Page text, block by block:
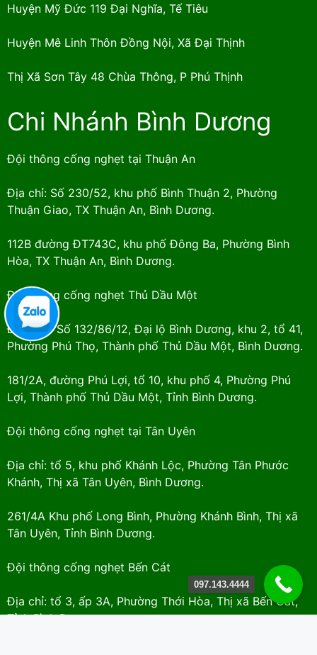
Huyện Mỹ Đức 119 Đại Nghĩa, Tế Tiêu
Huyện Mê Linh Thôn Đồng Nội, Xã Đại Thịnh
Thị Xã Sơn Tây 48 Chùa Thông, P Phú Thịnh
Chi Nhánh Bình Dương
Đội thông cống nghẹt tại Thuận An
Địa chỉ: Số 230/52, khu phố Bình Thuận 2, Phường
Thuận Giao, TX Thuận An, Bình Dương.
112B đường ĐT743C, khu phố Đông Ba, Phường Bình
Hòa, TX Thuận An, Bình Dương.
Đội thông cống nghẹt Thủ Dầu Một
Địa chỉ: : Số 132/86/12, Đại lộ Bình Dương, khu 2, tổ 41,
Phường Phú Thọ, Thành phố Thủ Dầu Một, Bình Dương.
181/2A, đường Phú Lợi, tổ 10, khu phố 4, Phường Phú
Lợi, Thành phố Thủ Dầu Một, Tỉnh Bình Dương.
Đội thông cống nghẹt tại Tân Uyên
Địa chỉ: tổ 5, khu phố Khánh Lộc, Phường Tân Phước
Khánh, Thị xã Tân Uyên, Bình Dương.
261/4A Khu phố Long Bình, Phường Khánh Bình, Thị xã
Tân Uyên, Tỉnh Bình Dương.
Đội thông cống nghẹt Bến Cát
Địa chỉ: tổ 3, ấp 3A, Phường Thới Hòa, Thị xã Bến Cát,
Tỉnh Bình Dương.
097.143.4444